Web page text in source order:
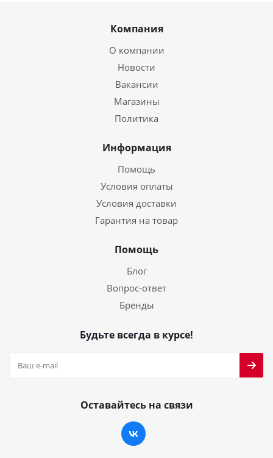
Компания
О компании
Новости
Вакансии
Магазины
Политика
Информация
Помощь
Условия оплаты
Условия доставки
Гарантия на товар
Помощь
Блог
Вопрос-ответ
Бренды
Будьте всегда в курсе!
Оставайтесь на связи